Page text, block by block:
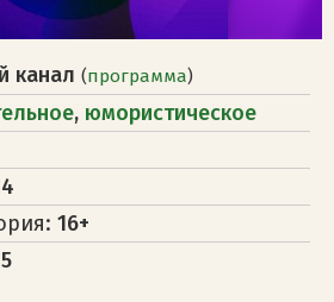
канал (программа)
, юмористическое
16+